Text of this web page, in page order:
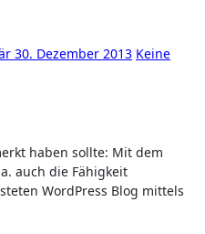
30. Dezember 2013 Keine
auch die Fähigkeit
WordPress Blog mittels